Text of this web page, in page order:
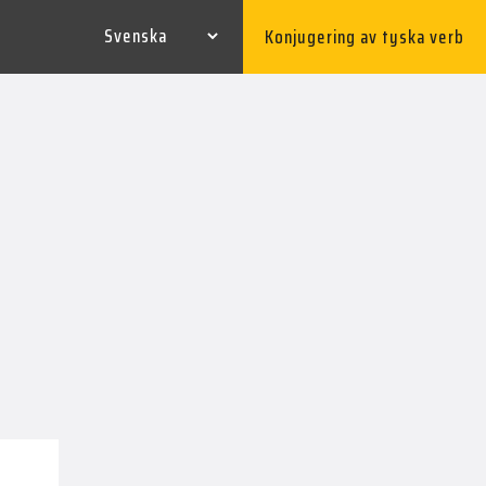
Konjugering av tyska verb